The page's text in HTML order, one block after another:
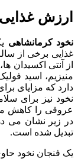
ارزش
نخود کرمانشاهی
غذایی برخی از
منیزیم، اسید
دارد که مزایای
نخود نیز برای
عروقی را کاهش
در زیر نشان می
تبدیل شده است.
یک فنجان نخود